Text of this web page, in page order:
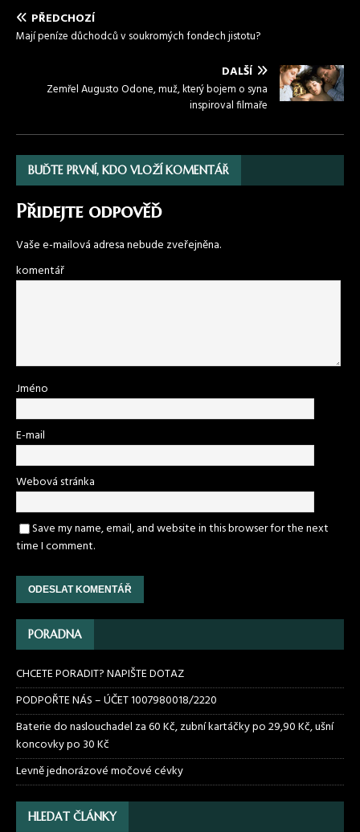
PŘEDCHOZÍ
Mají peníze důchodců v soukromých fondech jistotu?
DALŠÍ
Zemřel Augusto Odone, muž, který bojem o syna
inspiroval filmaře
BUĎTE PRVNÍ, KDO VLOŽÍ KOMENTÁŘ
Přidejte odpověď
Vaše e-mailová adresa nebude zveřejněna.
komentář
Jméno
E-mail
Webová stránka
Save my name, email, and website in this browser for the next
time I comment.
PORADNA
CHCETE PORADIT? NAPIŠTE DOTAZ
PODPOŘTE NÁS – ÚČET 1007980018/2220
Baterie do naslouchadel za 60 Kč, zubní kartáčky po 29,90 Kč, ušní
koncovky po 30 Kč
Levně jednorázové močové cévky
HLEDAT ČLÁNKY